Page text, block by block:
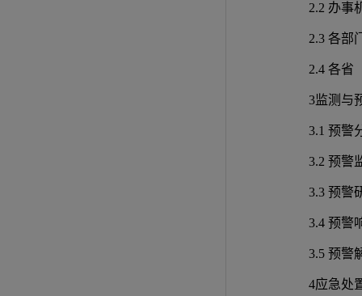
2.2 办事
2.3 各部
2.4 各省
3监测与
3.1 预警
3.2 预警
3.3 预警
3.4 预警
3.5 预警
4应急处